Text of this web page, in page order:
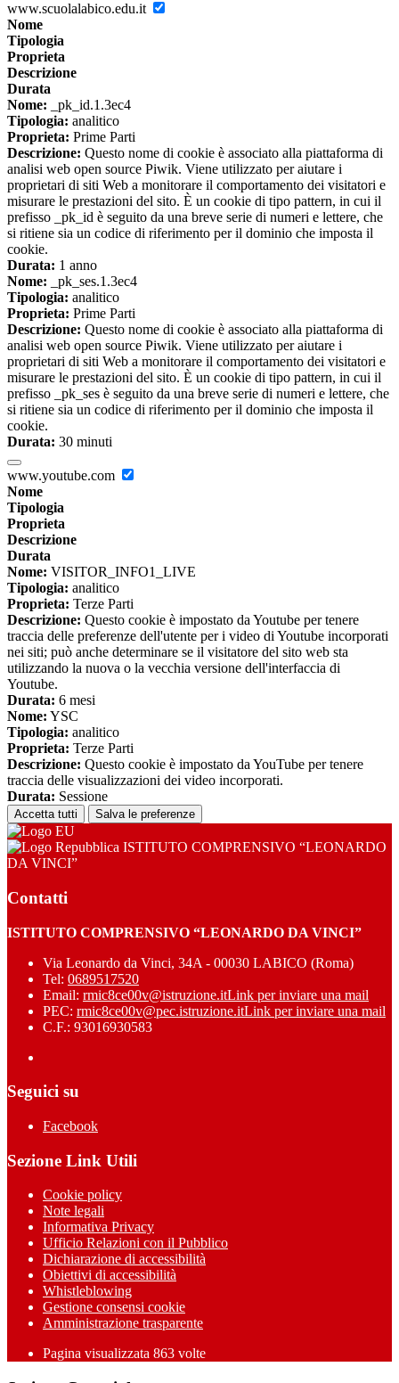
www.scuolalabico.edu.it
Nome
Tipologia
Proprieta
Descrizione
Durata
Nome: _pk_id.1.3ec4
Tipologia: analitico
Proprieta: Prime Parti
Descrizione: Questo nome di cookie è associato alla piattaforma di
analisi web open source Piwik. Viene utilizzato per aiutare i
proprietari di siti Web a monitorare il comportamento dei visitatori e
misurare le prestazioni del sito. È un cookie di tipo pattern, in cui il
prefisso _pk_id è seguito da una breve serie di numeri e lettere, che
si ritiene sia un codice di riferimento per il dominio che imposta il
cookie.
Durata: 1 anno
Nome: _pk_ses.1.3ec4
Tipologia: analitico
Proprieta: Prime Parti
Descrizione: Questo nome di cookie è associato alla piattaforma di
analisi web open source Piwik. Viene utilizzato per aiutare i
proprietari di siti Web a monitorare il comportamento dei visitatori e
misurare le prestazioni del sito. È un cookie di tipo pattern, in cui il
prefisso _pk_ses è seguito da una breve serie di numeri e lettere, che
si ritiene sia un codice di riferimento per il dominio che imposta il
cookie.
Durata: 30 minuti
www.youtube.com
Nome
Tipologia
Proprieta
Descrizione
Durata
Nome: VISITOR_INFO1_LIVE
Tipologia: analitico
Proprieta: Terze Parti
Descrizione: Questo cookie è impostato da Youtube per tenere
traccia delle preferenze dell'utente per i video di Youtube incorporati
nei siti; può anche determinare se il visitatore del sito web sta
utilizzando la nuova o la vecchia versione dell'interfaccia di
Youtube.
Durata: 6 mesi
Nome: YSC
Tipologia: analitico
Proprieta: Terze Parti
Descrizione: Questo cookie è impostato da YouTube per tenere
traccia delle visualizzazioni dei video incorporati.
Durata: Sessione
Accetta tutti Salva le preferenze
ISTITUTO COMPRENSIVO “LEONARDO
DA VINCI”
Contatti
ISTITUTO COMPRENSIVO “LEONARDO DA VINCI”
Via Leonardo da Vinci, 34A - 00030 LABICO (Roma)
Tel: 0689517520
Email: rmic8ce00v@istruzione.itLink per inviare una mail
PEC: rmic8ce00v@pec.istruzione.itLink per inviare una mail
C.F.: 93016930583
Seguici su
Facebook
Sezione Link Utili
Cookie policy
Note legali
Informativa Privacy
Ufficio Relazioni con il Pubblico
Dichiarazione di accessibilità
Obiettivi di accessibilità
Whistleblowing
Gestione consensi cookie
Amministrazione trasparente
Pagina visualizzata 863 volte